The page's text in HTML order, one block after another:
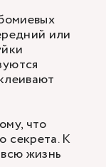
или
что
секрета. К
жизнь